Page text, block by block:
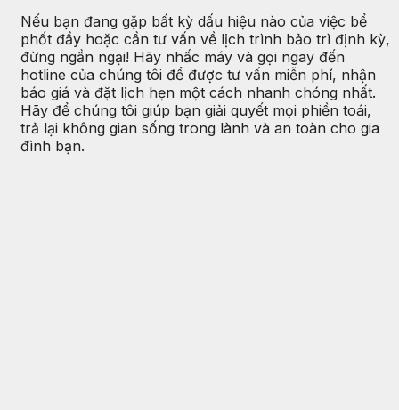
Nếu bạn đang gặp bất kỳ dấu hiệu nào của việc bể
phốt đầy hoặc cần tư vấn về lịch trình bảo trì định kỳ,
đừng ngần ngại! Hãy nhấc máy và gọi ngay đến
hotline của chúng tôi để được tư vấn miễn phí, nhận
báo giá và đặt lịch hẹn một cách nhanh chóng nhất.
Hãy để chúng tôi giúp bạn giải quyết mọi phiền toái,
trả lại không gian sống trong lành và an toàn cho gia
đình bạn.